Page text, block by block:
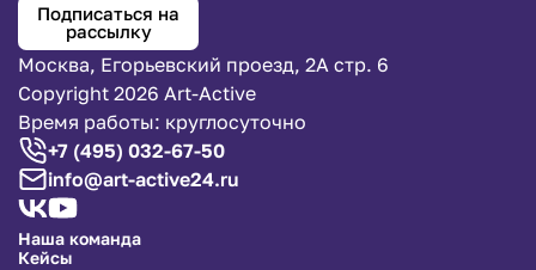
Подписаться на
рассылку
Москва, Егорьевский проезд, 2А стр. 6
Copyright 2026 Art-Active
Время работы: круглосуточно
+7 (495) 032-67-50
info@art-active24.ru
Наша команда
Кейсы